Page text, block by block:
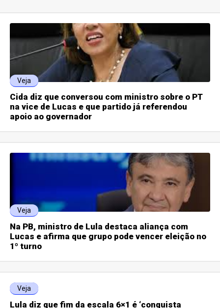
Veja
Cida diz que conversou com ministro sobre o PT
na vice de Lucas e que partido já referendou
apoio ao governador
Veja
Na PB, ministro de Lula destaca aliança com
Lucas e afirma que grupo pode vencer eleição no
1º turno
Veja
Lula diz que fim da escala 6×1 é ‘conquista